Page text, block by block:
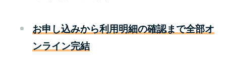
お申し込みから利用明細の確認まで全部オ
ンライン完結